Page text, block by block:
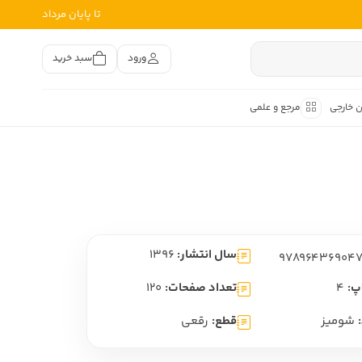
تا پایان مرداد
ورود سبد خرید
خارجی مرجع و علمی
فارسی
متون کهن
سال انتشار: 1396
4 تعداد صفحات: 120
شومیز قطع: رقعی